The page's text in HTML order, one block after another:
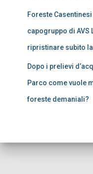
Foreste
capogruppo di AVS
ripristinare subito
Dopo i prelievi
Parco come vuole
foreste demaniali?